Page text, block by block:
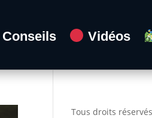
Conseils Vidéos
Tous droits